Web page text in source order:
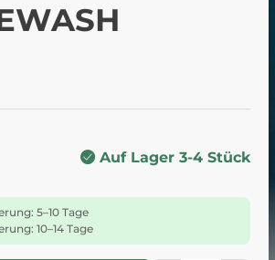
Auf Lager 3-4 Stück
5–10 Tage
10–14 Tage